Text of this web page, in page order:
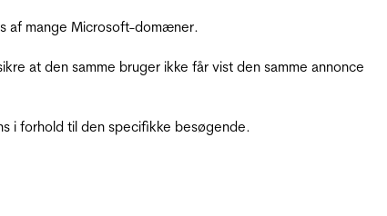
af mange Microsoft-domæner.
at den samme bruger ikke får vist den samme annonce
i forhold til den specifikke besøgende.